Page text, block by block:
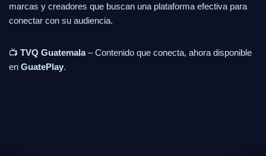
marcas y creadores que buscan una plataforma efectiva para
conectar con su audiencia.
📺 TVQ Guatemala– Contenido que conecta, ahora disponible
en GuatePlay.